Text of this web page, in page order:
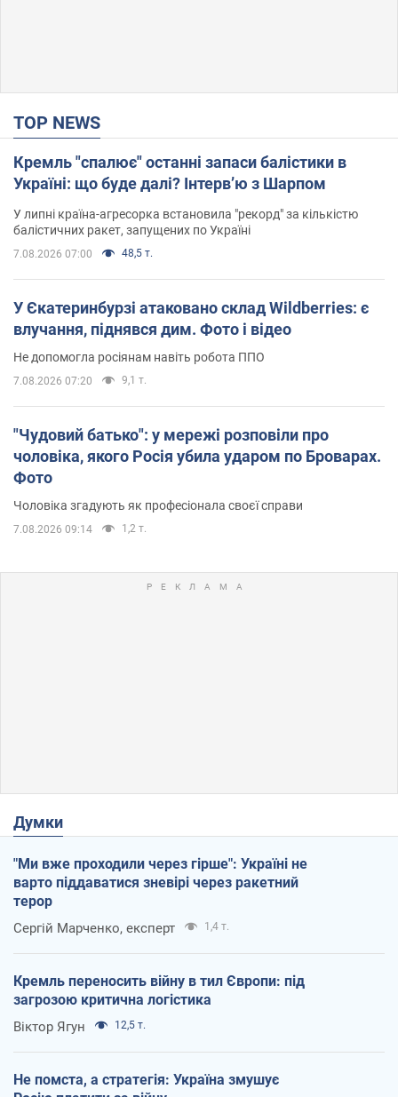
TOP NEWS
Кремль "спалює" останні запаси балістики в
Україні: що буде далі? Інтерв’ю з Шарпом
У липні країна-агресорка встановила "рекорд" за кількістю
балістичних ракет, запущених по Україні
7.08.2026 07:00 48,5 т.
У Єкатеринбурзі атаковано склад Wildberries: є
влучання, піднявся дим. Фото і відео
Не допомогла росіянам навіть робота ППО
7.08.2026 07:20 9,1 т.
"Чудовий батько": у мережі розповіли про
чоловіка, якого Росія убила ударом по Броварах.
Фото
Чоловіка згадують як професіонала своєї справи
7.08.2026 09:14 1,2 т.
Думки
"Ми вже проходили через гірше": Україні не
варто піддаватися зневірі через ракетний
терор
Сергій Марченко, експерт 1,4 т.
Кремль переносить війну в тил Європи: під
загрозою критична логістика
Віктор Ягун 12,5 т.
Не помста, а стратегія: Україна змушує